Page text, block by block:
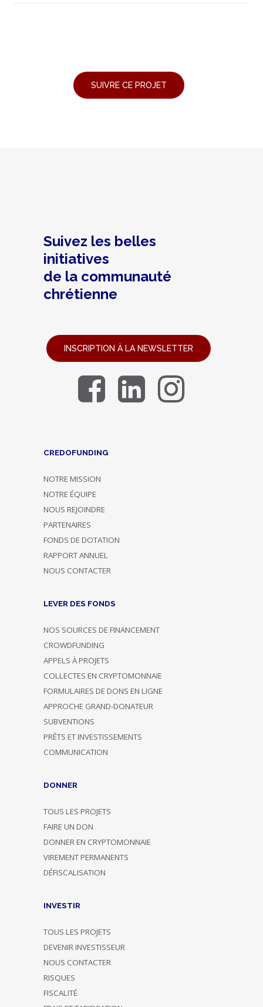
Suivez les belles
initiatives
de la communauté
chrétienne
INSCRIPTION À LA NEWSLETTER
CREDOFUNDING
NOTRE MISSION
NOTRE ÉQUIPE
NOUS REJOINDRE
PARTENAIRES
FONDS DE DOTATION
RAPPORT ANNUEL
NOUS CONTACTER
LEVER DES FONDS
NOS SOURCES DE FINANCEMENT
CROWDFUNDING
APPELS À PROJETS
COLLECTES EN CRYPTOMONNAIE
FORMULAIRES DE DONS EN LIGNE
APPROCHE GRAND-DONATEUR
SUBVENTIONS
PRÊTS ET INVESTISSEMENTS
COMMUNICATION
DONNER
TOUS LES PROJETS
FAIRE UN DON
DONNER EN CRYPTOMONNAIE
VIREMENT PERMANENTS
DÉFISCALISATION
INVESTIR
TOUS LES PROJETS
DEVENIR INVESTISSEUR
NOUS CONTACTER
RISQUES
FISCALITÉ